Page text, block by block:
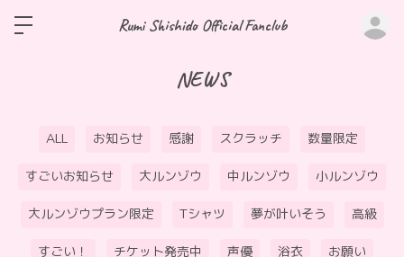
Rumi Shishido Official Fanclub
NEWS
ALL お知らせ 感謝 スクラッチ 数量限定
すごいお知らせ 大ルンゾウ 中ルンゾウ 小ルンゾウ
大ルンゾウプラン限定 Tシャツ 夢が叶いそう 高級
すごい！ チケット発売中 声優 浴衣 お願い